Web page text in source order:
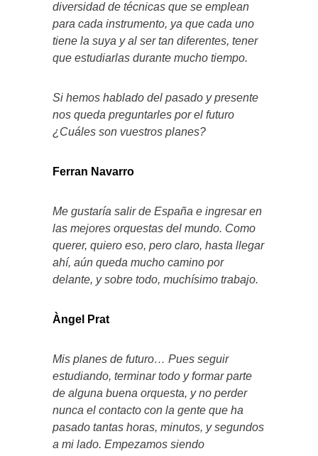
diversidad de técnicas que se emplean
para cada instrumento, ya que cada uno
tiene la suya y al ser tan diferentes, tener
que estudiarlas durante mucho tiempo.
Si hemos hablado del pasado y presente
nos queda preguntarles por el futuro
¿Cuáles son vuestros planes?
Ferran Navarro
Me gustaría salir de España e ingresar en
las mejores orquestas del mundo. Como
querer, quiero eso, pero claro, hasta llegar
ahí, aún queda mucho camino por
delante, y sobre todo, muchísimo trabajo.
Àngel Prat
Mis planes de futuro… Pues seguir
estudiando, terminar todo y formar parte
de alguna buena orquesta, y no perder
nunca el contacto con la gente que ha
pasado tantas horas, minutos, y segundos
a mi lado. Empezamos siendo